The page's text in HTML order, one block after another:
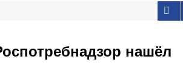
нашёл